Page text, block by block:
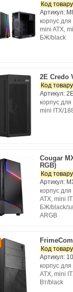
Код
Артикул:
корпус
mini ATX,
БЖ/black
2E Credo
Код
Артикул:
корпус
mini ITX/
Cougar
RGB)
Код
Артикул:
корпус
ATX, mini
БЖ/black/
АRGB
Код
Артикул:
корпус
ATX, mini
Вт/black